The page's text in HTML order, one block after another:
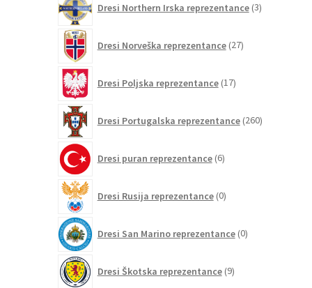
Dresi Northern Irska reprezentance 3izdelki
Dresi Norveška reprezentance 27izdelkov
Dresi Poljska reprezentance 17izdelkov
Dresi Portugalska reprezentance 260izdelkov
Dresi puran reprezentance 6izdelkov
Dresi Rusija reprezentance 0izdelkov
Dresi San Marino reprezentance 0izdelkov
Dresi Škotska reprezentance 9izdelkov